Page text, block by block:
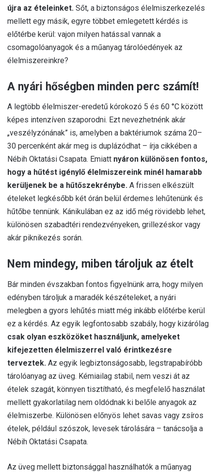
újra az ételeinket. Sőt, a biztonságos élelmiszerkezelés
mellett egy másik, egyre többet emlegetett kérdés is
előtérbe kerül: vajon milyen hatással vannak a
csomagolóanyagok és a műanyag tárolóedények az
élelmiszereinkre?
A nyári hőségben minden perc számít!
A legtöbb élelmiszer-eredetű kórokozó 5 és 60 °C között
képes intenzíven szaporodni. Ezt nevezhetnénk akár
„veszélyzónának” is, amelyben a baktériumok száma 20–
30 percenként akár meg is duplázódhat – írja cikkében a
Nébih Oktatási Csapata. Emiatt nyáron különösen fontos,
hogy a hűtést igénylő élelmiszereink minél hamarabb
kerüljenek be a hűtőszekrénybe. A frissen elkészült
ételeket legkésőbb két órán belül érdemes lehűtenünk és
hűtőbe tennünk. Kánikulában ez az idő még rövidebb lehet,
különösen szabadtéri rendezvényeken, grillezéskor vagy
akár piknikezés során.
Nem mindegy, miben tároljuk az ételt
Bár minden évszakban fontos figyelnünk arra, hogy milyen
edényben tároljuk a maradék készételeket, a nyári
melegben a gyors lehűtés miatt még inkább előtérbe kerül
ez a kérdés. Az egyik legfontosabb szabály, hogy kizárólag
csak olyan eszközöket használjunk, amelyeket
kifejezetten élelmiszerrel való érintkezésre
terveztek. Az egyik legbiztonságosabb, legstrapabíróbb
tárolóanyag az üveg. Kémiailag stabil, nem veszi át az
ételek szagát, könnyen tisztítható, és megfelelő használat
mellett gyakorlatilag nem oldódnak ki belőle anyagok az
élelmiszerbe. Különösen előnyös lehet savas vagy zsíros
ételek, például szószok, levesek tárolására – tanácsolja a
Nébih Oktatási Csapata.
Az üveg mellett biztonsággal használhatók a műanyag